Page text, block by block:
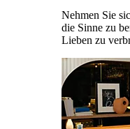
Nehmen Sie
die Sinne zu
Lieben zu